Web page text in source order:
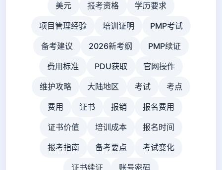
美元 报考资格 学历要求
项目管理经验 培训证明 PMP考试
备考建议 2026新考纲 PMP续证
费用标准 PDU获取 官网操作
维护攻略 大陆地区 考试 考点
费用 证书 报销 报名费用
证书价值 培训成本 报名时间
报考指南 备考要点 考试变化
证书续证 账号密码